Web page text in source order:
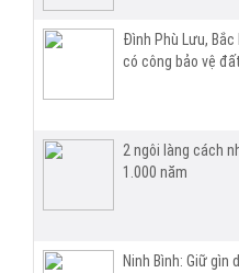
Đình Phù Lưu,
có công bảo vệ
2 ngôi làng cách
1.000 năm
Ninh Bình: Giữ